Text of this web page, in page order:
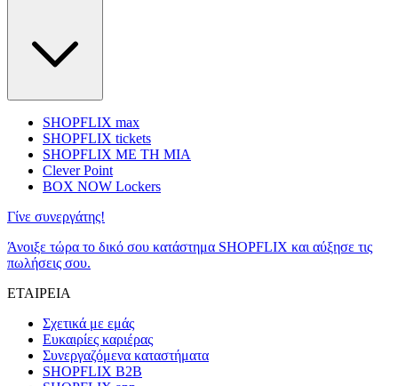
SHOPFLIX max
SHOPFLIX tickets
SHOPFLIX ΜΕ ΤΗ ΜΙΑ
Clever Point
BOX NOW Lockers
Γίνε συνεργάτης!
Άνοιξε τώρα το δικό σου κατάστημα SHOPFLIX και αύξησε τις
πωλήσεις σου.
ΕΤΑΙΡΕΙΑ
Σχετικά με εμάς
Ευκαιρίες καριέρας
Συνεργαζόμενα καταστήματα
SHOPFLIX B2B